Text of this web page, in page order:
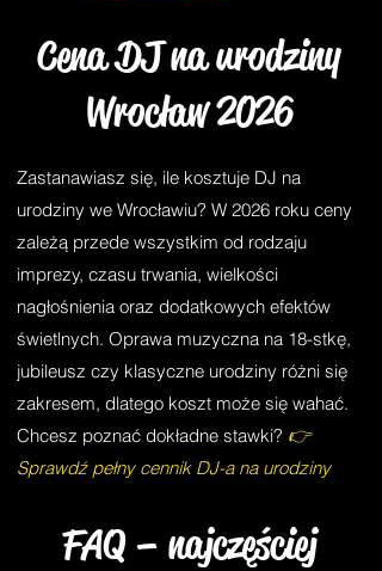
Cena DJ na urodziny
Wrocław 2026
Zastanawiasz się, ile kosztuje DJ na
urodziny we Wrocławiu? W 2026 roku ceny
zależą przede wszystkim od rodzaju
imprezy, czasu trwania, wielkości
nagłośnienia oraz dodatkowych efektów
świetlnych. Oprawa muzyczna na 18-stkę,
jubileusz czy klasyczne urodziny różni się
zakresem, dlatego koszt może się wahać.
Chcesz poznać dokładne stawki? 👉
Sprawdź pełny cennik DJ-a na urodziny
FAQ – najczęściej